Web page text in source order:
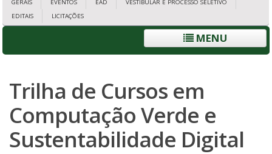
GERAIS EVENTOS EAD
VESTIBULAR E PROCESSO SELETIVO
EDITAIS
LICITAÇÕES
MENU
Trilha de Cursos em
Computação Verde e
Sustentabilidade Digital